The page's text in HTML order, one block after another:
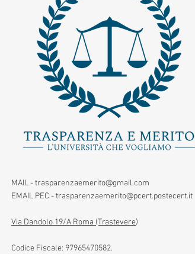
MAIL -trasparenzaemerito@gmail.com
EMAIL PEC -trasparenzaemerito@pcert.postecert.it
Via Dandolo 19/A Roma (Trastevere)
Codice Fiscale: 97965470582.